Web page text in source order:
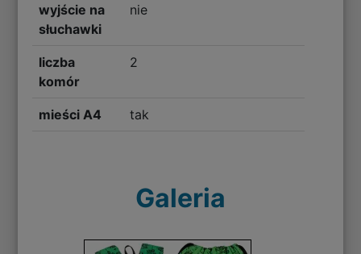
wyjście na
słuchawki
nie
liczba
komór
2
mieści A4 tak
Galeria